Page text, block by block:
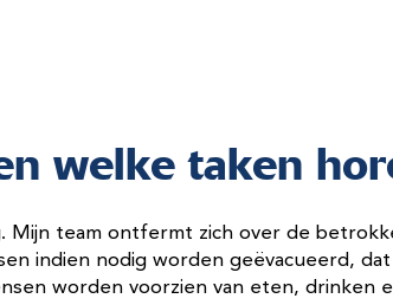
welke taken
Mijn team ontfermt zich over de
indien nodig worden geëvacueerd,
worden voorzien van eten, drinken